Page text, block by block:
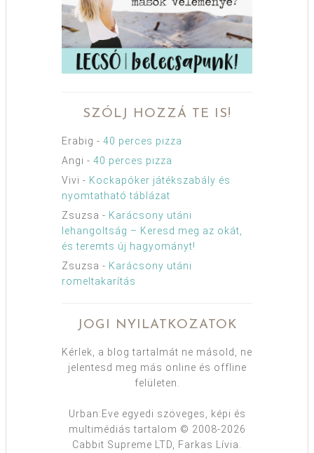
SZÓLJ HOZZÁ TE IS!
Erabig - 40 perces pizza
Angi - 40 perces pizza
Vivi - Kockapóker játékszabály és
nyomtatható táblázat
Zsuzsa - Karácsony utáni
lehangoltság – Keresd meg az okát,
és teremts új hagyományt!
Zsuzsa - Karácsony utáni
romeltakarítás
JOGI NYILATKOZATOK
Kérlek, a blog tartalmát ne másold, ne
jelentesd meg más online és offline
felületen.
Urban:Eve egyedi szöveges, képi és
multimédiás tartalom © 2008-2026
Cabbit Supreme LTD, Farkas Lívia.